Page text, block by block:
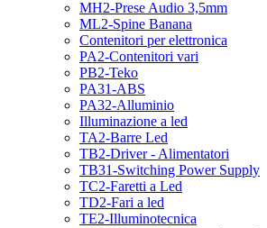
MH2-Prese Audio 3,5mm
ML2-Spine Banana
Contenitori per elettronica
PA2-Contenitori vari
PB2-Teko
PA31-ABS
PA32-Alluminio
Illuminazione a led
TA2-Barre Led
TB2-Driver - Alimentatori
TB31-Switching Power Supply
TC2-Faretti a Led
TD2-Fari a led
TE2-Illuminotecnica